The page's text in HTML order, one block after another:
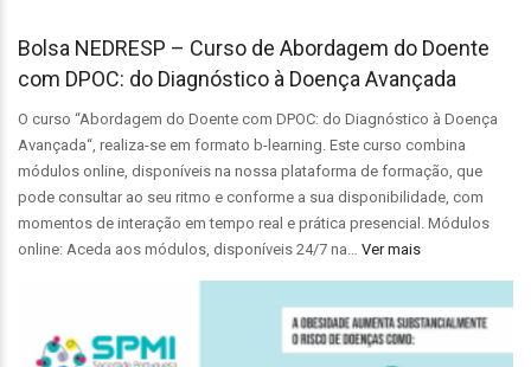
Bolsa NEDRESP – Curso de Abordagem do Doente
com DPOC: do Diagnóstico à Doença Avançada
O curso “Abordagem do Doente com DPOC: do Diagnóstico à Doença
Avançada“, realiza-se em formato b-learning. Este curso combina
módulos online, disponíveis na nossa plataforma de formação, que
pode consultar ao seu ritmo e conforme a sua disponibilidade, com
momentos de interação em tempo real e prática presencial. Módulos
online: Aceda aos módulos, disponíveis 24/7 na… Ver mais